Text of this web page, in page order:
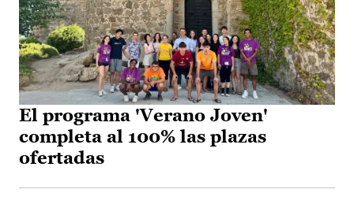
El programa 'Verano Joven'
completa al 100% las plazas
ofertadas